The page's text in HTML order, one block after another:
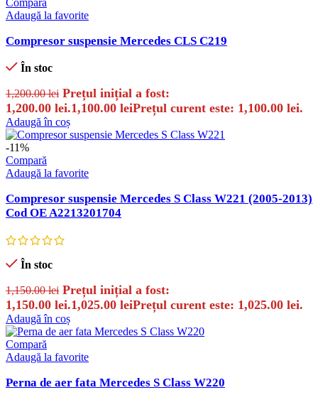
Compară
Adaugă la favorite
Compresor suspensie Mercedes CLS C219
În stoc
1,200.00lei Prețul inițial a fost:
1,200.00 lei.1,100.00 leiPrețul curent este: 1,100.00 lei.
Adaugă în coș
-11%
Compară
Adaugă la favorite
Compresor suspensie Mercedes S Class W221 (2005-2013)
Cod OE A2213201704
În stoc
1,150.00lei Prețul inițial a fost:
1,150.00 lei.1,025.00 leiPrețul curent este: 1,025.00 lei.
Adaugă în coș
Compară
Adaugă la favorite
Perna de aer fata Mercedes S Class W220